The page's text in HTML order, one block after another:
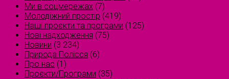
Ми в соцмережах (7)
Молодіжний простір (419)
Наші проєкти та програми (125)
Нові надходження (75)
Новини (3 234)
Природа Полісся (6)
Про нас (1)
Проєкти/Програми (35)